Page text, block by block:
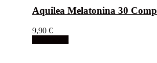
Aquilea Melatonina 30 Comp
9,90 €